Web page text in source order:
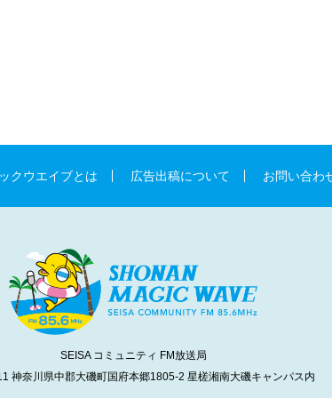
クウエイブとは 広告出稿について お問い合わ
SEISA コミュニティ FM放送局
神奈川県中郡大磯町国府本郷1805-2 星槎湘南大磯キャンパス内